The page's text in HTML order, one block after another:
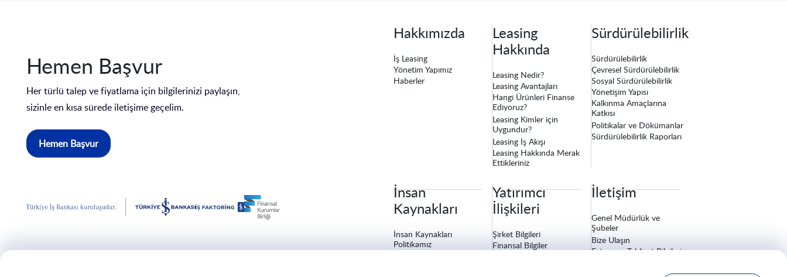
Hemen Başvur
Her türlü talep ve fiyatlama için bilgilerinizi paylaşın,
sizinle en kısa sürede iletişime geçelim.
Hemen Başvur
Hakkımızda
İş Leasing
Yönetim Yapımız
Haberler
Leasing
Hakkında
Leasing Nedir?
Leasing Avantajları
Hangi Ürünleri Finanse
Ediyoruz?
Leasing Kimler için
Uygundur?
Leasing İş Akışı
Leasing Hakkında Merak
Ettikleriniz
Sürdürülebilirlik
Sürdürülebilirlik
Çevresel Sürdürülebilirlik
Sosyal Sürdürülebilirlik
Yönetişim Yapısı
Kalkınma Amaçlarına
Katkısı
Politikalar ve Dökümanlar
Sürdürülebilirlik Raporları
İnsan
Kaynakları
İnsan Kaynakları
Politikamız
Yatırımcı
İlişkileri
Şirket Bilgileri
Finansal Bilgiler
İletişim
Genel Müdürlük ve
Şubeler
Bize Ulaşın
Fatura ve Tebligat Bilgileri
Satış Sonrası Hizmetler